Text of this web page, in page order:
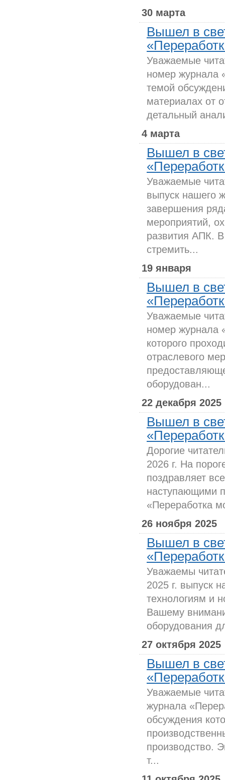
30 марта
Вышел в
Уважаемые
номер журнала
темой
материалах от
детальный
4 марта
Вышел в
Уважаемые
выпуск нашего
завершения
мероприятий,
развития АПК.
стремить...
19 января
Вышел в
Уважаемые
номер журнала
которого
отраслевого
оборудован...
22 декабря 2025
Вышел в
Дорогие
2026 г. На
поздравляет
наступающими
«Переработка
26 ноября 2025
Вышел в
Уважаемы
2025 г. выпуск
технологиям и
Вашему
оборудования
27 октября 2025
Вышел в
Уважаемые
журнала
обсуждения
производство.
т...